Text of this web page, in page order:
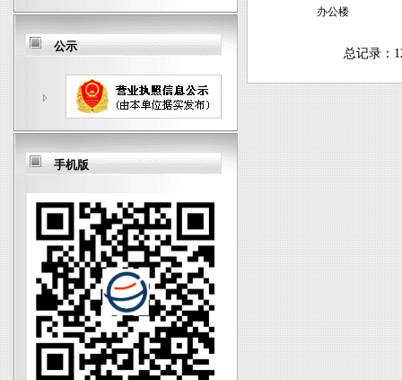
公示
手机版
办公楼
总记录：